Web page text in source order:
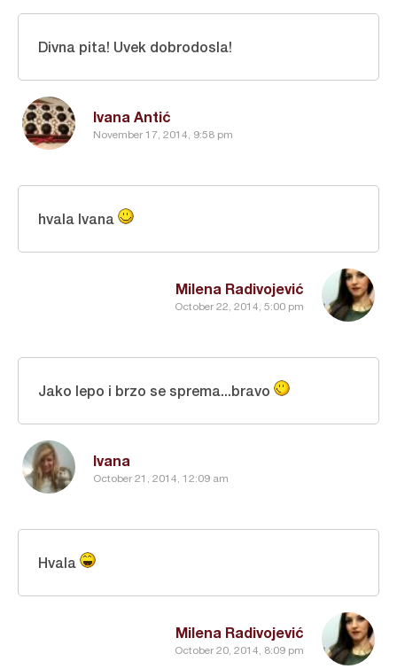
Ivana Antić
November 17, 2014, 9:58 pm
Divna pita! Uvek dobrodosla!
Milena Radivojević
October 22, 2014, 5:00 pm
hvala Ivana
Ivana
October 21, 2014, 12:09 am
Jako lepo i brzo se sprema...bravo
Milena Radivojević
October 20, 2014, 8:09 pm
Hvala